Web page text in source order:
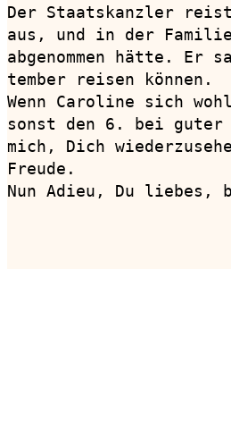
Der Staatskanzler
aus, und in der
abgenommen hätte. Er
tember reisen können.
Wenn Caroline sich
sonst den 6. bei
mich, Dich
Freude.
Nun Adieu, Du liebes,